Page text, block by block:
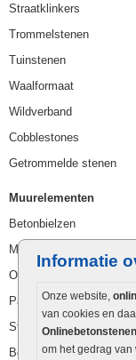
Informatie
Onze website,
van cookies en
om het gedrag
Straatklinkers
Trommelstenen
Tuinstenen
Waalformaat
Wildverband
Cobblestones
Getrommelde stenen
Muurelementen
Betonbielzen
Muurstenen
Opsluitbanden
Palissaden
Stapelblokken
Betonblokken